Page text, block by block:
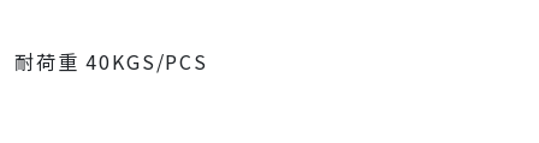
耐荷重 40KGS/PCS